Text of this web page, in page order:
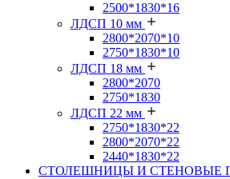
2500*1830*16
ЛДСП 10 мм
2800*2070*10
2750*1830*10
ЛДСП 18 мм
2800*2070
2750*1830
ЛДСП 22 мм
2750*1830*22
2800*2070*22
2440*1830*22
СТОЛЕШНИЦЫ И СТЕНОВЫЕ